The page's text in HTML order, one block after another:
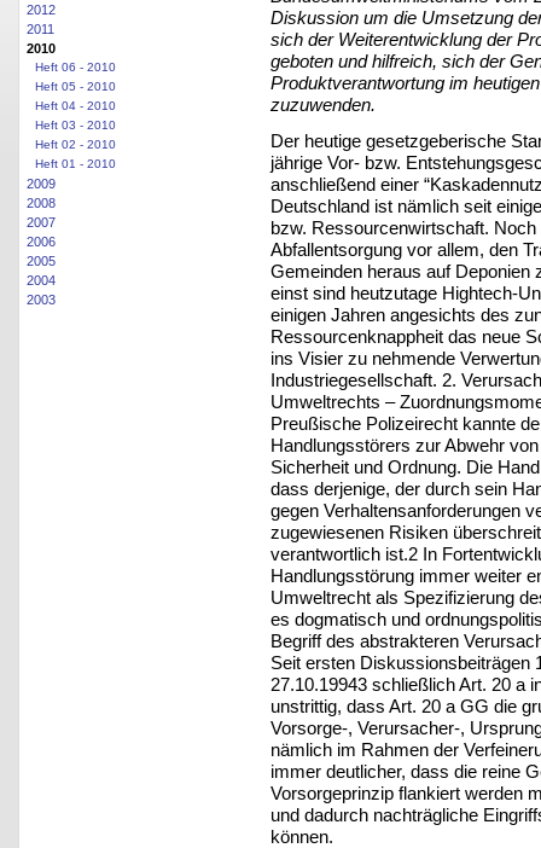
2012
2011
2010
Heft 06 - 2010
Heft 05 - 2010
Heft 04 - 2010
Heft 03 - 2010
Heft 02 - 2010
Heft 01 - 2010
2009
2008
2007
2006
2005
2004
2003
Diskussion um die Umsetzung
sich der Weiterentwicklung der
geboten und hilfreich, sich der
Produktverantwortung im
zuzuwenden.
Der heutige gesetzgeberische
jährige Vor- bzw.
anschließend einer
Deutschland ist nämlich seit
bzw. Ressourcenwirtschaft.
Abfallentsorgung vor allem, den
Gemeinden heraus auf Deponien
einst sind heutzutage Hightech-
einigen Jahren angesichts des
Ressourcenknappheit das neue
ins Visier zu nehmende
Industriegesellschaft. 2.
Umweltrechts –
Preußische Polizeirecht kannte
Handlungsstörers zur Abwehr
Sicherheit und Ordnung. Die
dass derjenige, der durch sein
gegen Verhaltensanforderungen
zugewiesenen Risiken
verantwortlich ist.2 In
Handlungsstörung immer weiter
Umweltrecht als Spezifizierung
es dogmatisch und
Begriff des abstrakteren
Seit ersten Diskussionsbeiträgen
27.10.19943 schließlich Art. 20 a
unstrittig, dass Art. 20 a GG die
Vorsorge-, Verursacher-,
nämlich im Rahmen der
immer deutlicher, dass die reine
Vorsorgeprinzip flankiert werden
und dadurch nachträgliche
können.